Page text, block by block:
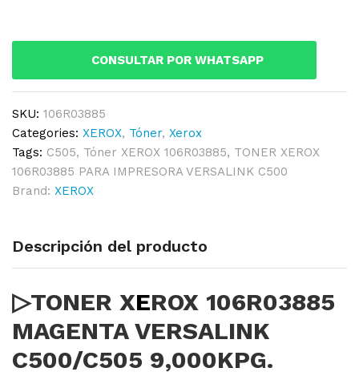
CONSULTAR POR WHATSAPP
SKU: 106R03885
Categories: XEROX, Tóner, Xerox
Tags: C505, Tóner XEROX 106R03885, TONER XEROX
106R03885 PARA IMPRESORA VERSALINK C500
Brand: XEROX
Descripción del producto
▷TONER XEROX 106R03885
MAGENTA VERSALINK
C500/C505 9,000KPG.